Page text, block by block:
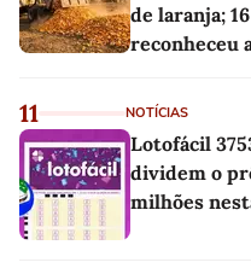
de laranja;
reconheceu
11 NOTÍCIAS
Lotofácil
dividem o
milhões